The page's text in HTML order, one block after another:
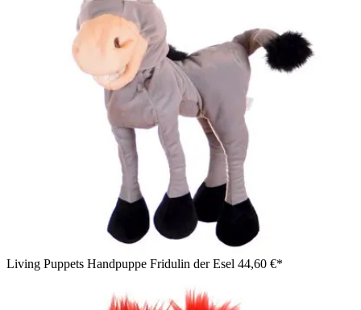
Living Puppets Handpuppe Fridulin der Esel 44,60 €*